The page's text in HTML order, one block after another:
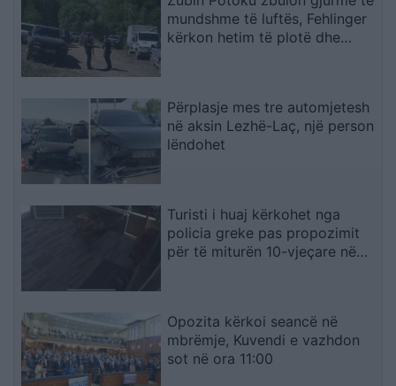
mundshme të luftës, Fehlinger
kërkon hetim të plotë dhe
Përplasje mes tre automjetesh
në aksin Lezhë-Laç, një person
lëndohet
Turisti i huaj kërkohet nga
policia greke pas propozimit
për të miturën 10-vjeçare në
Opozita kërkoi seancë në
mbrëmje, Kuvendi e vazhdon
sot në ora 11:00